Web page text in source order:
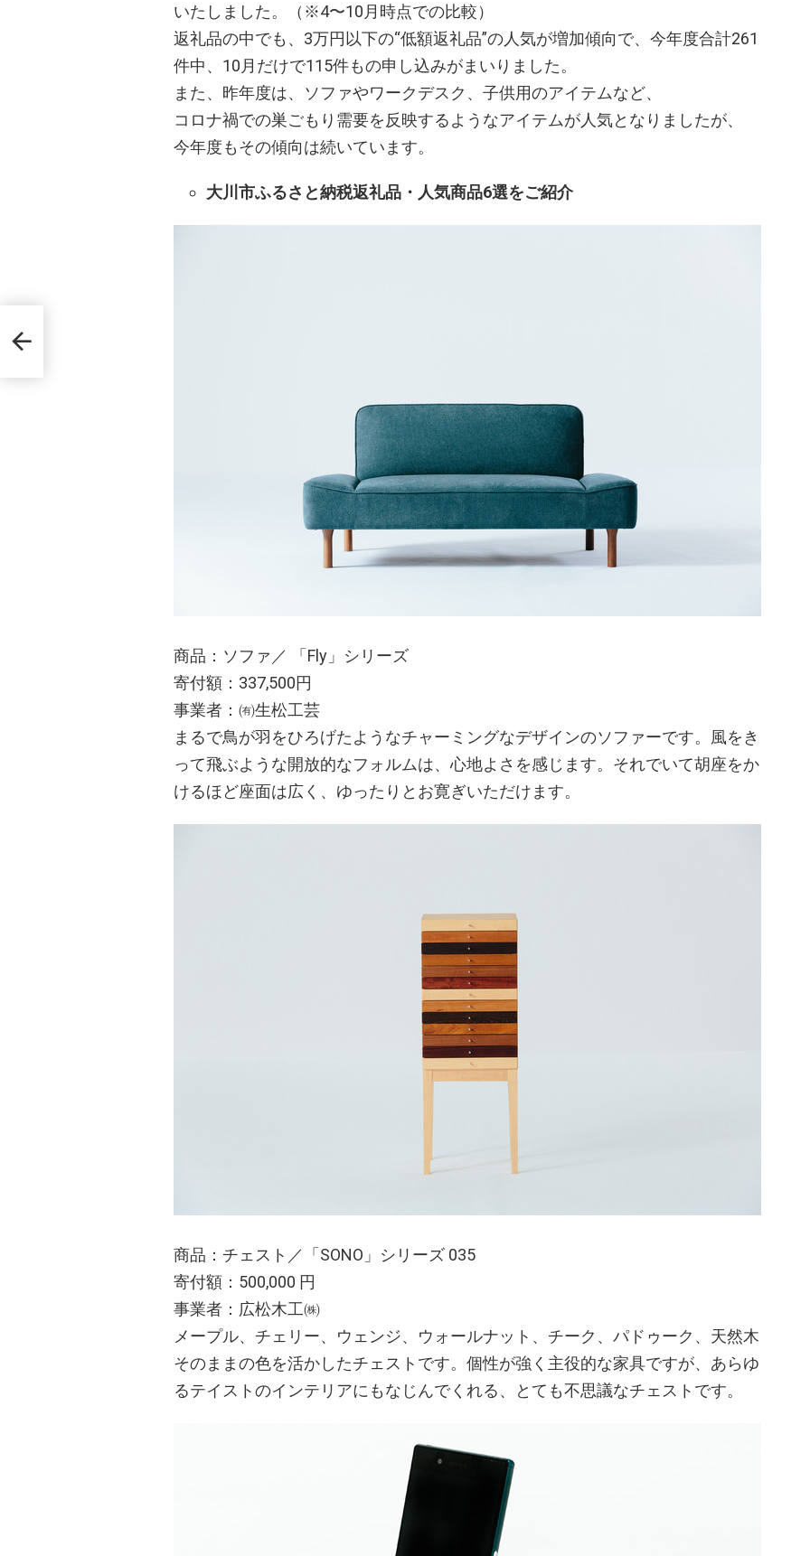
いたしました。（※4〜10月時点での比較）
返礼品の中でも、3万円以下の“低額返礼品”の人気が増加傾向で、今年度合計261
件中、10月だけで115件もの申し込みがまいりました。
また、昨年度は、ソファやワークデスク、子供用のアイテムなど、
コロナ禍での巣ごもり需要を反映するようなアイテムが人気となりましたが、
今年度もその傾向は続いています。
大川市ふるさと納税返礼品・人気商品6選をご紹介
商品：ソファ／ 「Fly」シリーズ
寄付額：337,500円
事業者：㈲生松工芸
まるで鳥が羽をひろげたようなチャーミングなデザインのソファーです。風をき
って飛ぶような開放的なフォルムは、心地よさを感じます。それでいて胡座をか
けるほど座面は広く、ゆったりとお寛ぎいただけます。
商品：チェスト／「SONO」シリーズ 035
寄付額：500,000 円
事業者：広松木工㈱
メープル、チェリー、ウェンジ、ウォールナット、チーク、パドゥーク、天然木
そのままの色を活かしたチェストです。個性が強く主役的な家具ですが、あらゆ
るテイストのインテリアにもなじんでくれる、とても不思議なチェストです。
な
商